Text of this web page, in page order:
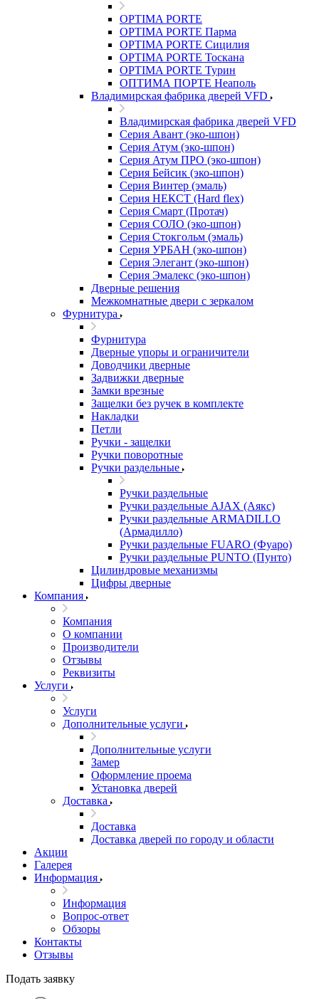
OPTIMA PORTE
OPTIMA PORTE Парма
OPTIMA PORTE Сицилия
OPTIMA PORTE Тоскана
OPTIMA PORTE Турин
ОПТИМА ПОРТЕ Неаполь
Владимирская фабрика дверей VFD
Владимирская фабрика дверей VFD
Серия Авант (эко-шпон)
Серия Атум (эко-шпон)
Серия Атум ПРО (эко-шпон)
Серия Бейсик (эко-шпон)
Серия Винтер (эмаль)
Серия НЕКСТ (Hard flex)
Серия Смарт (Протач)
Серия СОЛО (эко-шпон)
Серия Стокгольм (эмаль)
Серия УРБАН (эко-шпон)
Серия Элегант (эко-шпон)
Серия Эмалекс (эко-шпон)
Дверные решения
Межкомнатные двери c зеркалом
Фурнитура
Фурнитура
Дверные упоры и ограничители
Доводчики дверные
Задвижки дверные
Замки врезные
Защелки без ручек в комплекте
Накладки
Петли
Ручки - защелки
Ручки поворотные
Ручки раздельные
Ручки раздельные
Ручки раздельные AJAX (Аякс)
Ручки раздельные ARMADILLO
(Армадилло)
Ручки раздельные FUARO (Фуаро)
Ручки раздельные PUNTO (Пунто)
Цилиндровые механизмы
Цифры дверные
Компания
Компания
О компании
Производители
Отзывы
Реквизиты
Услуги
Услуги
Дополнительные услуги
Дополнительные услуги
Замер
Оформление проема
Установка дверей
Доставка
Доставка
Доставка дверей по городу и области
Акции
Галерея
Информация
Информация
Вопрос-ответ
Обзоры
Контакты
Отзывы
Подать заявку